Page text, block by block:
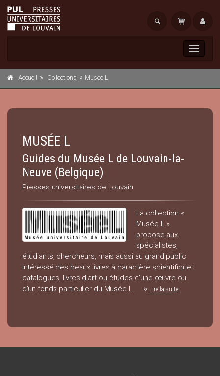
Toggle
Accueil Collections Musée L
MUSÉE L
Guides du Musée L de Louvain-la-
Neuve (Belgique)
Presses universitaires de Louvain
La collection «
Musée L »
propose aux
spécialistes,
étudiants, chercheurs, mais aussi au grand public
intéressé des beaux livres à caractère scientifique :
catalogues, livres d'art ou études d'une œuvre ou
d'un fonds particulier du Musée L.
Lire la suite